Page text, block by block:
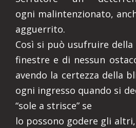
ogni malintenzionato,
agguerrito.
Così si può usufruire
finestre e di nessun
avendo la certezza della
ogni ingresso quando si
“sole a strisce” se
lo possono godere gli